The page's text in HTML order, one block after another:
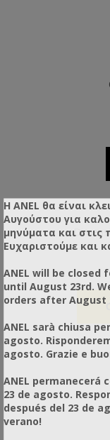
Η ANEL θα είναι
Αυγούστου για
μηνύματα και στις
Ευχαριστούμε και
ANEL will be closed
until August 23rd.
orders after August
ANEL sarà chiusa
agosto.
agosto. Grazie e
ANEL permanecerá
23 de agosto.
después del 23 de
verano!